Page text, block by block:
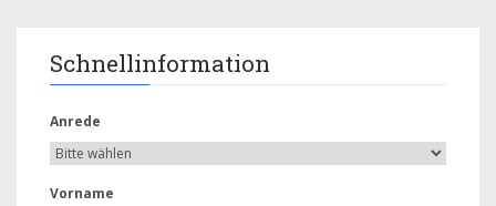
Schnellinformation
Anrede
Vorname